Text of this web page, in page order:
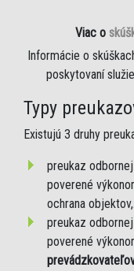
Viac o
Informácie o
poskytovaní
Typy
Existujú 3 druhy
preukaz
poverené
ochrana
preukaz
poverené